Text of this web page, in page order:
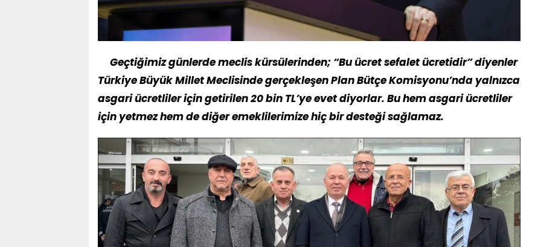
Geçtiğimiz günlerde meclis kürsülerinden; “Bu ücret sefalet ücretidir” diyenler
Türkiye Büyük Millet Meclisinde gerçekleşen Plan Bütçe Komisyonu’nda yalnızca
asgari ücretliler için getirilen 20 bin TL’ye evet diyorlar. Bu hem asgari ücretliler
için yetmez hem de diğer emeklilerimize hiç bir desteği sağlamaz.